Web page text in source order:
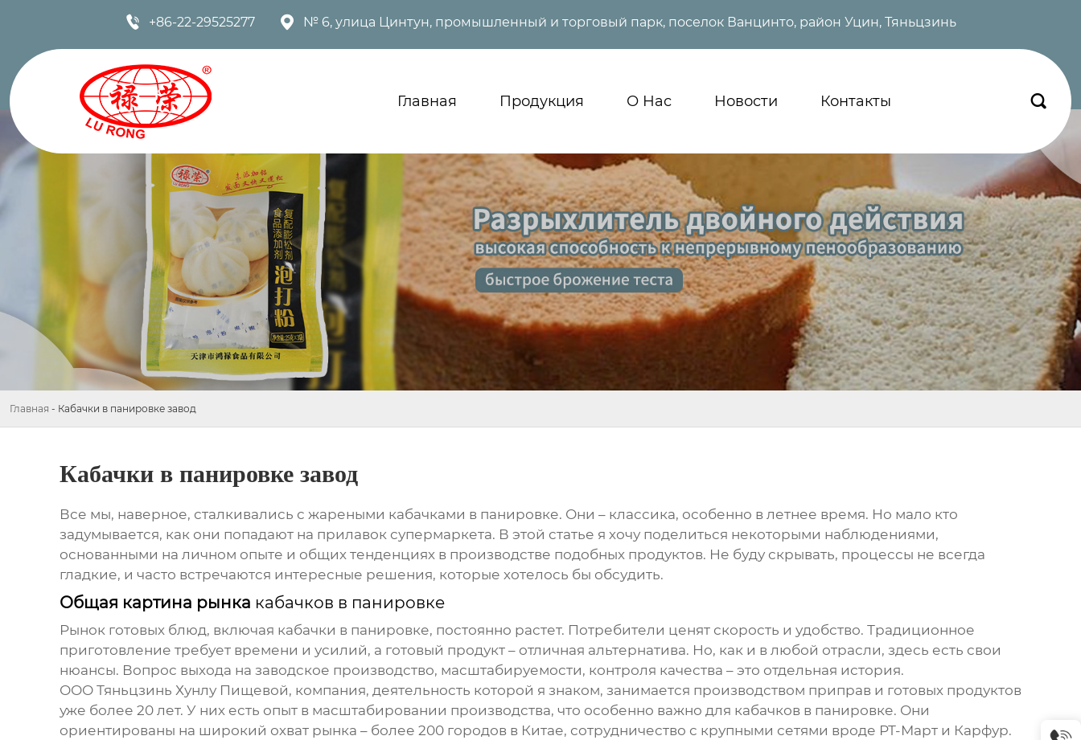
 +86-22-29525277  № 6, улица Цинтун, промышленный и торговый парк, поселок Ванцинто, район Уцин, Тяньцзинь
Главная Продукция О Нас Новости Контакты 
Главная - Кабачки в панировке завод
Кабачки в панировке завод
Все мы, наверное, сталкивались с жареными кабачками в панировке. Они – классика, особенно в летнее время. Но мало кто
задумывается, как они попадают на прилавок супермаркета. В этой статье я хочу поделиться некоторыми наблюдениями,
основанными на личном опыте и общих тенденциях в производстве подобных продуктов. Не буду скрывать, процессы не всегда
гладкие, и часто встречаются интересные решения, которые хотелось бы обсудить.
Общая картина рынка кабачков в панировке
Рынок готовых блюд, включая кабачки в панировке, постоянно растет. Потребители ценят скорость и удобство. Традиционное
приготовление требует времени и усилий, а готовый продукт – отличная альтернатива. Но, как и в любой отрасли, здесь есть свои
нюансы. Вопрос выхода на заводское производство, масштабируемости, контроля качества – это отдельная история.
ООО Тяньцзинь Хунлу Пищевой, компания, деятельность которой я знаком, занимается производством приправ и готовых продуктов
уже более 20 лет. У них есть опыт в масштабировании производства, что особенно важно для кабачков в панировке. Они
ориентированы на широкий охват рынка – более 200 городов в Китае, сотрудничество с крупными сетями вроде РТ-Март и Карфур.